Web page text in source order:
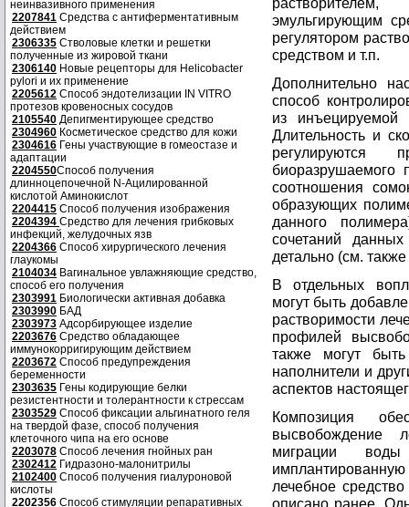
неинвазивного применения
2207841 Средства с антиферментативным
действием
2306335 Стволовые клетки и решетки
полученные из жировой ткани
2306140 Новые рецепторы для Helicobacter
pylori и их применение
2205612 Способ эндотелизации IN VITRO
протезов кровеносных сосудов
2105540 Депигментирующее средство
2304960 Косметическое средство для кожи
2304616 Гены участвующие в гомеостазе и
адаптации
2204550Способ получения
длинноцепочечной N-Ацилированной
кислотой Аминокислот
2204415 Способ получения изображения
2204394 Средство для лечения грибковых
инфекций, желудочных язв
2204366 Способ хирургического лечения
глаукомы
2104034 Вагинальное увлажняющие средство,
способ его получения
2303991 Биологически активная добавка
2303990 БАД
2303973 Адсорбирующее изделие
2203676 Средство обладающее
иммунокорригирующим действием
2203672 Способ предупреждения
беременности
2303635 Гены кодирующие белки
резистентности и толерантности к стрессам
2303529 Способ фиксации альгинатного геля
на твердой фазе, способ получения
клеточного чипа на его основе
2203078 Способ лечения гнойных ран
2302412 Гидразоно-малонитрилы
2102400 Способ получения гиалуроновой
кислоты
2202356 Способ стимуляции репаративных
эмульгирующим
регулятором
средством и т.п.
Дополнительно
способ
из инъецируемой
Длительность и
биоразрушаемого
соотношения
образующих
данного
сочетаний
детально (см.
В отдельных
могут быть
растворимости
профилей
также могут
наполнители и
аспектов
Композиция
высвобождение
миграции
лечебное
описано ранее.